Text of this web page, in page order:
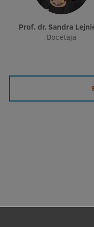
Prof. dr. Sandra
Docētāja